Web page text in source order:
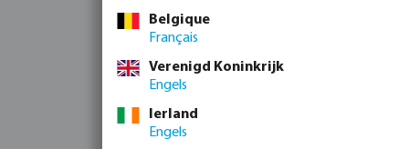
Belgique
Français
Verenigd Koninkrijk
Engels
Ierland
Engels